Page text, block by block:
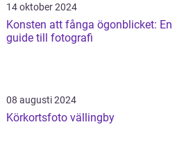
14 oktober 2024
Konsten att fånga ögonblicket: En
guide till fotografi
08 augusti 2024
Körkortsfoto vällingby